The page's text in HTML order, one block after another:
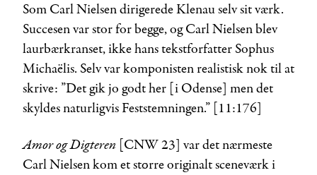
Som Carl Nielsen dirigerede Klenau selv sit værk.
Succesen var stor for begge, og Carl Nielsen blev
laurbærkranset, ikke hans tekstforfatter Sophus
Michaëlis. Selv var komponisten realistisk nok til at
skrive: ”Det gik jo godt her [i Odense] men det
skyldes naturligvis Feststemningen.” [11:176]
Amor og Digteren [CNW 23] var det nærmeste
Carl Nielsen kom et større originalt sceneværk i